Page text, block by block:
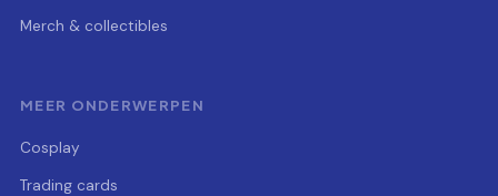
Merch & collectibles
MEER ONDERWERPEN
Cosplay
Trading cards